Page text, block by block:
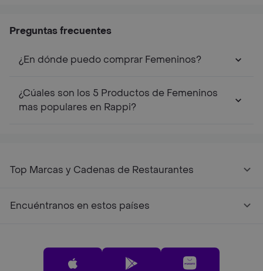
Preguntas frecuentes
¿En dónde puedo comprar Femeninos?
¿Cúales son los 5 Productos de Femeninos
mas populares en Rappi?
Top Marcas y Cadenas de Restaurantes
Encuéntranos en estos países